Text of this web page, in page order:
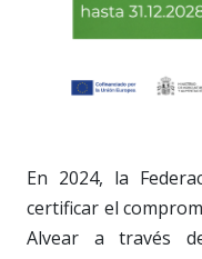
En 2024, la
certificar el
Alvear a través